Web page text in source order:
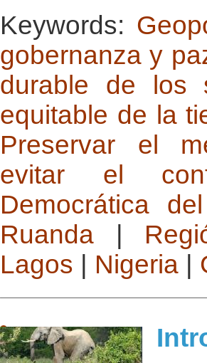
Keywords:
gobernanza y
durable de los
equitable de la
Preservar el
evitar el
Democrática
Ruanda
Lagos
Nigeria